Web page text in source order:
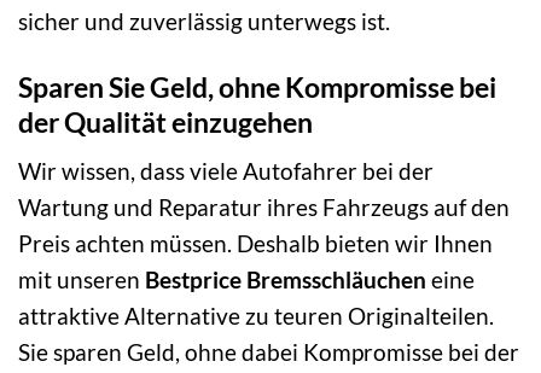
sicher und zuverlässig unterwegs ist.
Sparen Sie Geld, ohne Kompromisse bei
der Qualität einzugehen
Wir wissen, dass viele Autofahrer bei der
Wartung und Reparatur ihres Fahrzeugs auf den
Preis achten müssen. Deshalb bieten wir Ihnen
mit unseren Bestprice Bremsschläuchen eine
attraktive Alternative zu teuren Originalteilen.
Sie sparen Geld, ohne dabei Kompromisse bei der